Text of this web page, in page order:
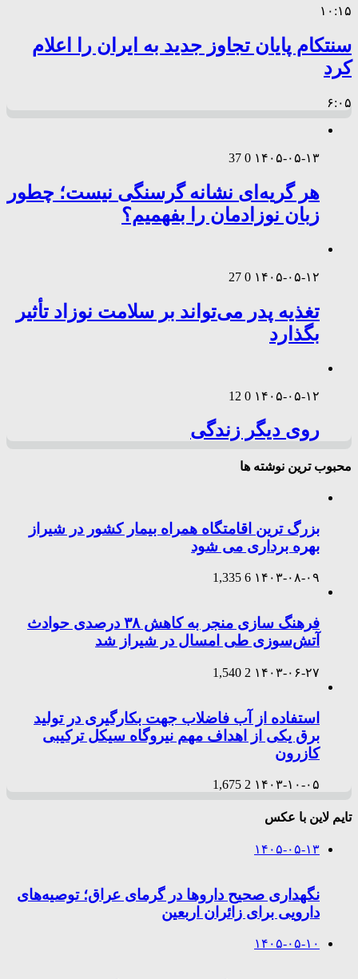
۱۰:۱۵
سنتکام پایان تجاوز جدید به ایران را اعلام
کرد
۶:۰۵
۱۴۰۵-۰۵-۱۳ 0
37
هر گریه‌ای نشانه گرسنگی نیست؛ چطور
زبان نوزادمان را بفهمیم؟
۱۴۰۵-۰۵-۱۲ 0
27
تغذیه پدر می‌تواند بر سلامت نوزاد تأثیر
بگذارد
۱۴۰۵-۰۵-۱۲ 0
12
روی دیگر زندگی
محبوب ترین نوشته ها
بزرگ ترین اقامتگاه همراه بیمار کشور در شیراز
بهره برداری می شود
۱۴۰۳-۰۸-۰۹ 6
1,335
فرهنگ سازی منجر به کاهش ۳۸ درصدی حوادث
آتش‌سوزی طی امسال در شیراز شد
۱۴۰۳-۰۶-۲۷ 2
1,540
استفاده از آب فاضلاب جهت بکارگیری در تولید
برق یکی از اهداف مهم نیروگاه سیکل ترکیبی
کازرون
۱۴۰۳-۱۰-۰۵ 2
1,675
تایم لاین با عکس
۱۴۰۵-۰۵-۱۳
نگهداری صحیح داروها در گرمای عراق؛ توصیه‌های
دارویی برای زائران اربعین
۱۴۰۵-۰۵-۱۰